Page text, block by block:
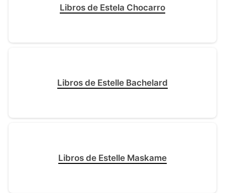
Libros de Estela Chocarro
Libros de Estelle Bachelard
Libros de Estelle Maskame